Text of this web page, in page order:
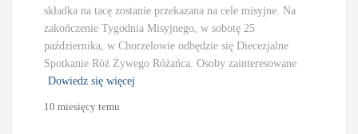
składka na tacę zostanie przekazana na cele misyjne. Na
zakończenie Tygodnia Misyjnego, w sobotę 25
października, w Chorzelowie odbędzie się Diecezjalne
Spotkanie Róż Żywego Różańca. Osoby zainteresowane
Dowiedz się więcej
10 miesięcy temu